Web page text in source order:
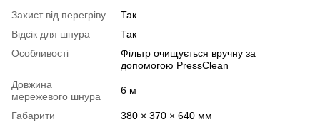
Захист від перегріву
Так
Відсік для шнура
Так
Особливості
Фільтр очищується вручну за
допомогою PressClean
Довжина
мережевого шнура
6 м
Габарити
380 × 370 × 640 мм